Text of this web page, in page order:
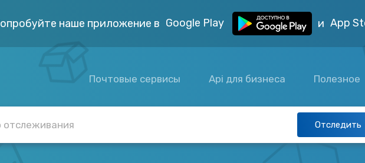
наше приложение в Google Play и App
Почтовые сервисы Api для бизнеса Полезное
Отследить